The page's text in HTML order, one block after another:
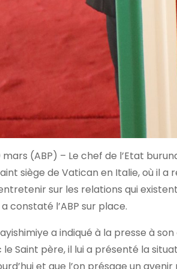
mars (ABP) – Le chef de l’Etat
siège de Vatican en Italie, où il
sur les relations qui
constaté l’ABP sur place.
a indiqué à la presse à
Saint père, il lui a présenté la